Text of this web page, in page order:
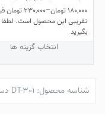
ها
ممکن
است
انتخاب
شوند
180,000 تومان–
230,000 تومان
تقریبی این محصول است.
بگیرید
انتخاب گزینه ها
انواع
مختلفی
می
شناسه محصول: DT-301